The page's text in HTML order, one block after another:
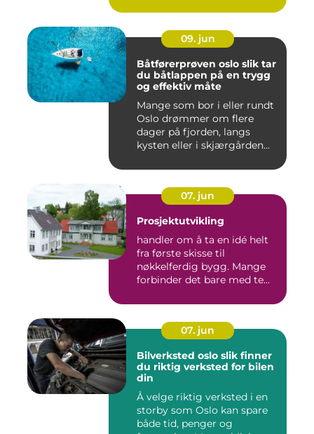
09. jun
Båtførerprøven oslo slik tar
du båtlappen på en trygg
og effektiv måte
Mange som bor i eller rundt
Oslo drømmer om flere
dager på fjorden, langs
kysten eller i skjærgården...
07. jun
Prosjektutvikling
handler om å ta en idé helt
fra første skisse til
nøkkelferdig bygg. Mange
forbinder det bare med te...
07. jun
Bilverksted oslo slik finner
du riktig verksted for bilen
din
Å velge riktig verksted i en
storby som Oslo kan spare
både tid, penger og